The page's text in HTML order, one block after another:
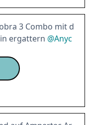
3 Combo mit d
ergattern @Anyc